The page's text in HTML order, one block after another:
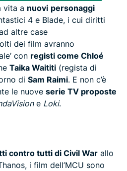
vita a nuovi personaggi
4 e Blade, i cui diritti
altre case
dei film avranno
con registi come Chloé
Taika Waititi (regista di
di Sam Raimi. E non c’è
le nuove serie TV proposte
e Loki.
contro tutti di Civil War allo
i film dell’MCU sono